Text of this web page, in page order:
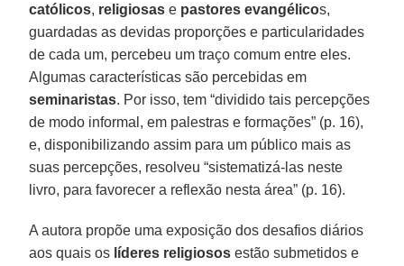
católicos, religiosas e pastores evangélicos,
guardadas as devidas proporções e particularidades
de cada um, percebeu um traço comum entre eles.
Algumas características são percebidas em
seminaristas. Por isso, tem “dividido tais percepções
de modo informal, em palestras e formações” (p. 16),
e, disponibilizando assim para um público mais as
suas percepções, resolveu “sistematizá-las neste
livro, para favorecer a reflexão nesta área” (p. 16).
A autora propõe uma exposição dos desafios diários
aos quais os líderes religiosos estão submetidos e